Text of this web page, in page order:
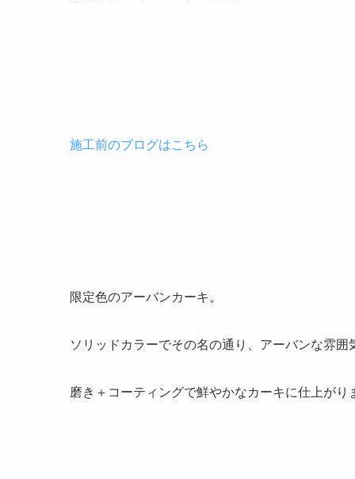
施工前のブログはこちら
限定色のアーバンカーキ。
ソリッドカラーでその名の通り、アーバンな雰囲
磨き＋コーティングで鮮やかなカーキに仕上がり